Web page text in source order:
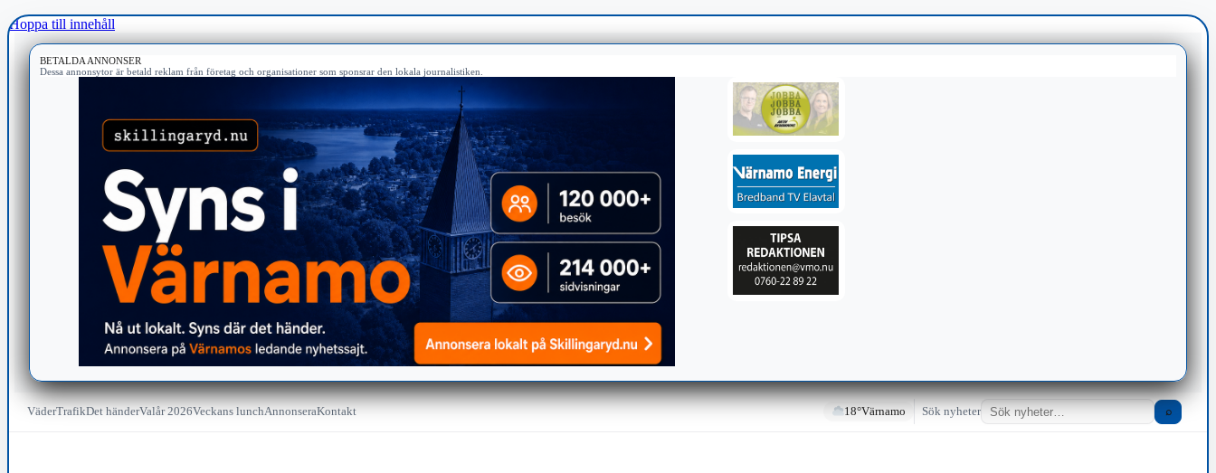
Hoppa till innehåll
BETALDA ANNONSER
Dessa annonsytor är betald reklam från företag och organisationer som sponsrar den lokala journalistiken.
VäderTrafikDet händerValår 2026Veckans lunchAnnonseraKontakt 18°Värnamo Sök nyheter ⌕